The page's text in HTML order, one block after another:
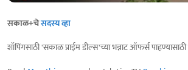
सकाळ+चेसदस्य व्हा
शॉपिंगसाठी 'सकाळ प्राईम डील्स'च्या भन्नाट ऑफर्स पाहण्यासाठी